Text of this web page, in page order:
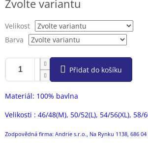
cena:
Zvolte variantu
Velikost
Barva
Přidat do košíku
Materiál: 100% bavlna
Velikosti : 46/48(M), 50/52(L), 54/56(XL), 58/
Zodpovědná firma: Andrie s.r.o., Na Rynku 1138, 686